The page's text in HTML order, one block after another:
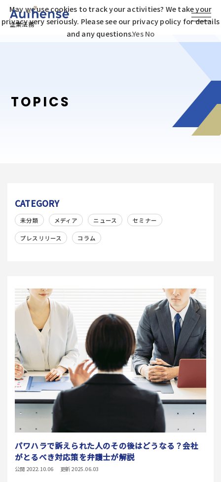
企業法務
TOPICS
CATEGORY
未分類 メディア ニュース セミナー
プレスリリース コラム
パワハラで訴えられた人のその後はどうなる？会社
がとるべき対応策を弁護士が解説
公開 2022.10.06 更新 2025.06.03
May we use cookies to track your activities? We take your
privacy very seriously. Please see our privacy policy for details
and any questions.Yes No